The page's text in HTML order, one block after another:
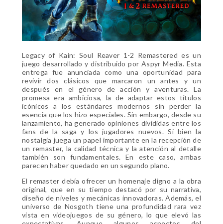
Legacy of Kain: Soul Reaver 1-2 Remastered es un
juego desarrollado y distribuido por Aspyr Media. Esta
entrega fue anunciada como una oportunidad para
revivir dos clásicos que marcaron un antes y un
después en el género de acción y aventuras. La
promesa era ambiciosa, la de adaptar estos títulos
icónicos a los estándares modernos sin perder la
esencia que los hizo especiales. Sin embargo, desde su
lanzamiento, ha generado opiniones divididas entre los
fans de la saga y los jugadores nuevos. Si bien la
nostalgia juega un papel importante en la recepción de
un remaster, la calidad técnica y la atención al detalle
también son fundamentales. En este caso, ambas
parecen haber quedado en un segundo plano.
El remaster debía ofrecer un homenaje digno a la obra
original, que en su tiempo destacó por su narrativa,
diseño de niveles y mecánicas innovadoras. Además, el
universo de Nosgoth tiene una profundidad rara vez
vista en videojuegos de su género, lo que elevó las